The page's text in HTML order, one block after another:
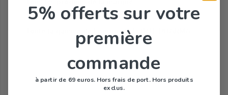
Toute la gamme de Energie de FORTE PHARMA
5% offerts sur votre
première
commande
à partir de 69 euros. Hors frais de port. Hors produits
exclus.